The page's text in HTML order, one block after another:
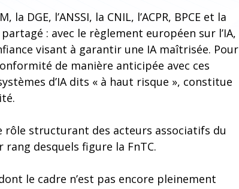
DGE, l’ANSSI, la CNIL, l’ACPR, BPCE et la
: avec le règlement européen sur l’IA,
visant à garantir une IA maîtrisée. Pour
de manière anticipée avec ces
d’IA dits « à haut risque », constitue
rôle structurant des acteurs associatifs du
desquels figure la FnTC.
le cadre n’est pas encore pleinement